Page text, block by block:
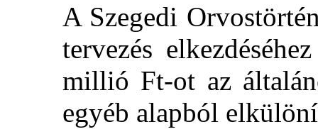
A Szegedi
tervezés
millió Ft-ot az
egyéb alapból